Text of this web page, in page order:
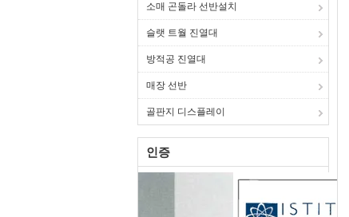
소매 곤돌라 선반설치
슬랫 트월 진열대
방적공 진열대
매장 선반
골판지 디스플레이
인증